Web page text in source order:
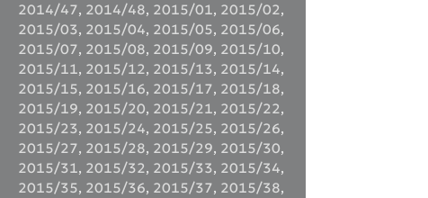
2014/47, 2014/48, 2015/01, 2015/02,
2015/03, 2015/04, 2015/05, 2015/06,
2015/07, 2015/08, 2015/09, 2015/10,
2015/11, 2015/12, 2015/13, 2015/14,
2015/15, 2015/16, 2015/17, 2015/18,
2015/19, 2015/20, 2015/21, 2015/22,
2015/23, 2015/24, 2015/25, 2015/26,
2015/27, 2015/28, 2015/29, 2015/30,
2015/31, 2015/32, 2015/33, 2015/34,
2015/35, 2015/36, 2015/37, 2015/38,